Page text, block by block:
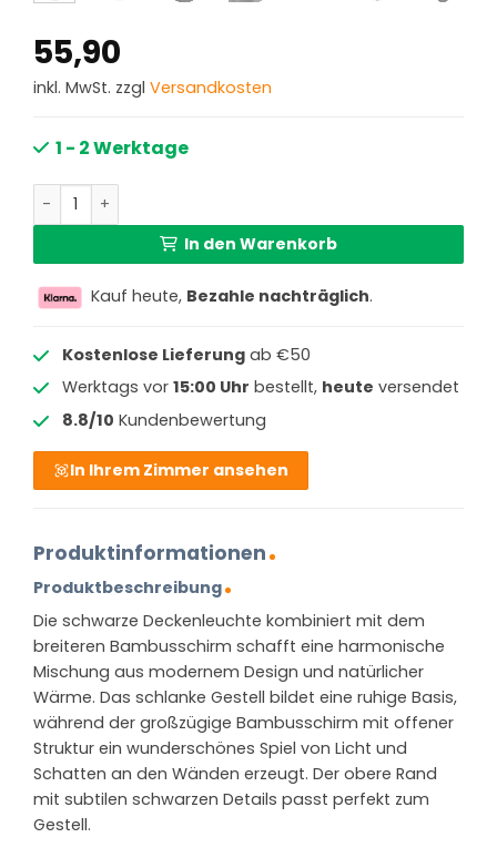
55,90
inkl. MwSt. zzgl Versandkosten
1 - 2 Werktage
Deckenleuchte Bambusschirm Steinhauer Bloeba Menge
In den Warenkorb
Kauf heute, Bezahle nachträglich.
Kostenlose Lieferungab €50
Werktags vor 15:00 Uhr bestellt, heute versendet
8.8/10 Kundenbewertung
In Ihrem Zimmer ansehen
Produktinformationen
Produktbeschreibung
Die schwarze Deckenleuchte kombiniert mit dem
breiteren Bambusschirm schafft eine harmonische
Mischung aus modernem Design und natürlicher
Wärme. Das schlanke Gestell bildet eine ruhige Basis,
während der großzügige Bambusschirm mit offener
Struktur ein wunderschönes Spiel von Licht und
Schatten an den Wänden erzeugt. Der obere Rand
mit subtilen schwarzen Details passt perfekt zum
Gestell.